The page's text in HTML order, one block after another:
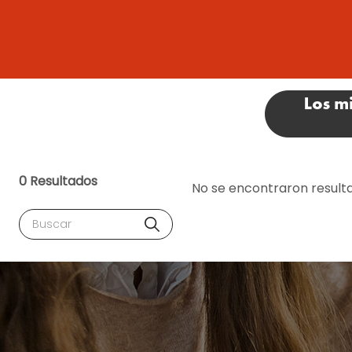
0 Resultados
Buscar
No se encontraron